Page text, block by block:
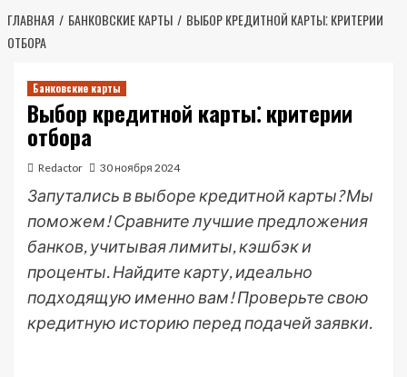
ГЛАВНАЯ БАНКОВСКИЕ КАРТЫ
ВЫБОР КРЕДИТНОЙ КАРТЫ⁚ КРИТЕРИИ
ОТБОРА
Банковские карты
Выбор кредитной карты⁚ критерии
отбора
Redactor 30 ноября 2024
Запутались в выборе кредитной карты? Мы
поможем! Сравните лучшие предложения
банков, учитывая лимиты, кэшбэк и
проценты. Найдите карту, идеально
подходящую именно вам! Проверьте свою
кредитную историю перед подачей заявки.